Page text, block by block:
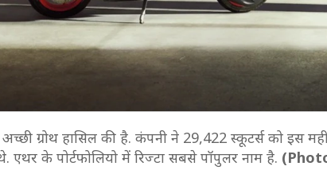
ग्रोथ हासिल की है. कंपनी ने 29,422 स्कूटर्स को इस
के पोर्टफोलियो में रिज्टा सबसे पॉपुलर नाम है.